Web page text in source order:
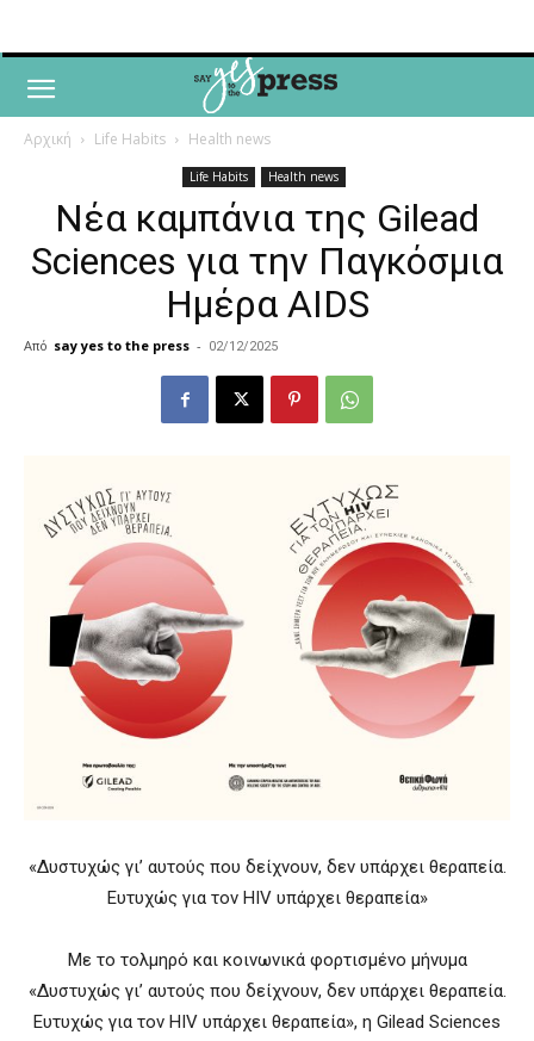
Αρχική Life Habits Health news
Life Habits Health news
Νέα καμπάνια της Gilead
Sciences για την Παγκόσμια
Ημέρα AIDS
Από say yes to the press - 02/12/2025
«Δυστυχώς γι’ αυτούς που δείχνουν, δεν υπάρχει θεραπεία.
Ευτυχώς για τον HIV υπάρχει θεραπεία»
Με το τολμηρό και κοινωνικά φορτισμένο μήνυμα
«Δυστυχώς γι’ αυτούς που δείχνουν, δεν υπάρχει θεραπεία.
Ευτυχώς για τον HIV υπάρχει θεραπεία», η Gilead Sciences